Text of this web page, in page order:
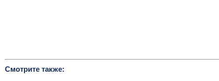
Смотрите также: